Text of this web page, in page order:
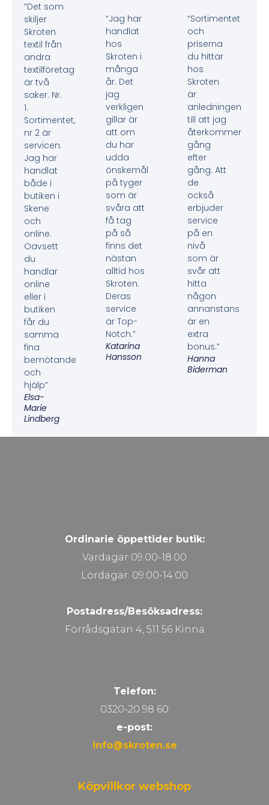
“Det som
skiljer
Skroten
textil från
andra
textilföretag
är två
saker. Nr.
1.
Sortimentet,
nr 2 är
servicen.
Jag har
handlat
både i
butiken i
Skene
och
online.
Oavsett
du
handlar
online
eller i
butiken
får du
samma
fina
bemötande
och
hjälp”
Elsa-
Marie
Lindberg
“Jag har
handlat
hos
Skroten i
många
år. Det
jag
verkligen
gillar är
att om
du har
udda
önskemål
på tyger
som är
svåra att
få tag
på så
finns det
nästan
alltid hos
Skroten.
Deras
service
är Top-
Notch.”
Katarina
Hansson
“Sortimentet
och
priserna
du hittar
hos
Skroten
är
anledningen
till att jag
återkommer
gång
efter
gång. Att
de
också
erbjuder
service
på en
nivå
som är
svår att
hitta
någon
annanstans
är en
extra
bonus.”
Hanna
Biderman
Ordinarie öppettider butik:
Vardagar 09.00-18.00
Lördagar: 09.00-14.00
Postadress/Besöksadress:
Förrådsgatan 4, 511 56 Kinna
Telefon:
0320-20 98 60
e-post:
info@skroten.se
Köpvillkor webshop